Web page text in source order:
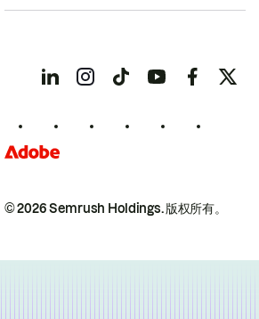
© 2026 Semrush Holdings.版权所有。